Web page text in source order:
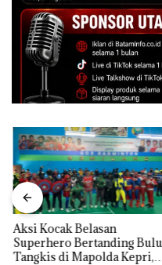
Aksi Kocak Belasan
Superhero Bertanding Bulu
Tangkis di Mapolda Kepri,